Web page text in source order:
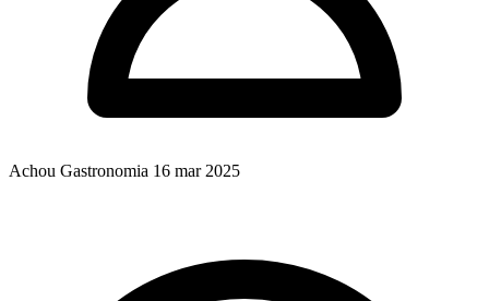
Achou Gastronomia 16 mar 2025